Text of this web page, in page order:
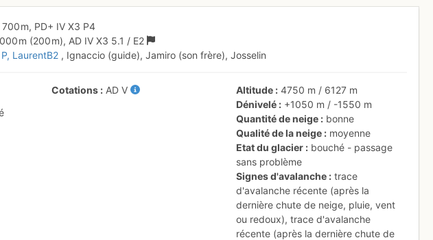
700 m, PD+ IVX3 P4
m (200 m), AD IVX3 5.1 / E2
LaurentB2 , Ignaccio (guide), Jamiro (son frère), Josselin
Cotations ADV Altitude 4750 m / 6127 m
Dénivelé
+1050 m / -1550 m
Quantité de neige
bonne
Qualité de la neige
moyenne
Etat du glacier
bouché - passage
sans problème
Signes d'avalanche
trace
d'avalanche récente (après la
dernière chute de neige, pluie, vent
ou redoux),trace d'avalanche
récente (après la dernière chute de